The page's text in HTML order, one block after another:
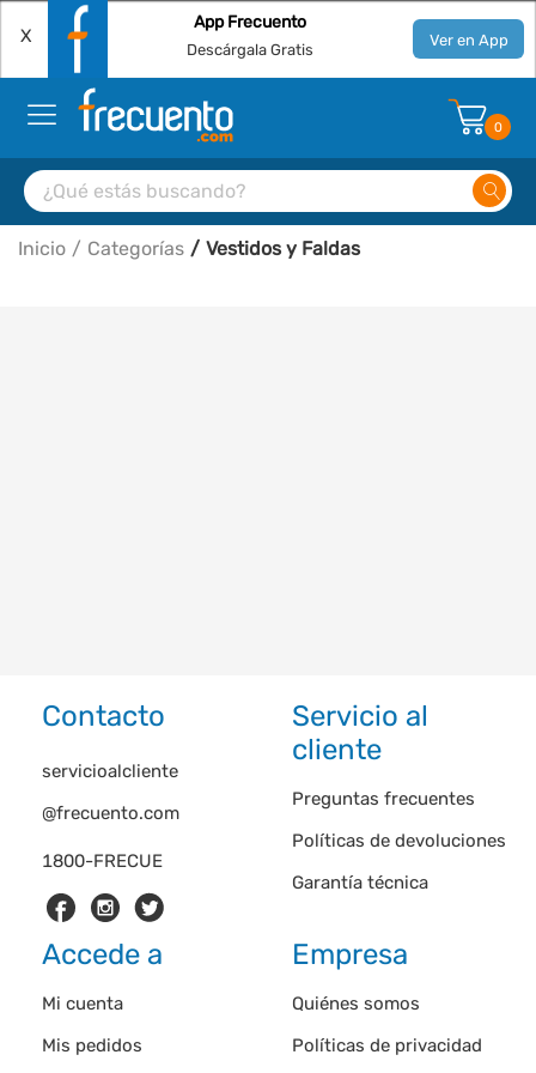
X
App Frecuento
Descárgala Gratis Ver en App
0
Inicio Categorías Vestidos y Faldas
Contacto
1800-FRECUE
servicioalcliente
@frecuento.com
Servicio al
cliente
Preguntas frecuentes
Políticas de devoluciones
Garantía técnica
Accede a
Mi cuenta
Mis pedidos
Empresa
Quiénes somos
Políticas de privacidad